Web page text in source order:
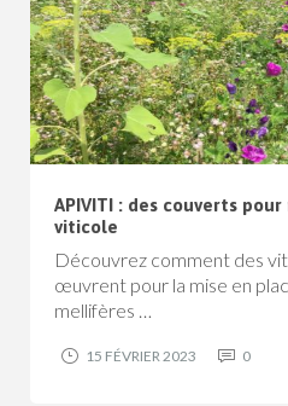
APIVITI : des couverts
viticole
Découvrez comment des
œuvrent pour la mise en
mellifères …
15 FÉVRIER 2023 0